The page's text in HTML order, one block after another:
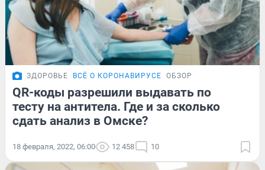
ЗДОРОВЬЕ ВСЁ О КОРОНАВИРУСЕ ОБЗОР
QR-коды разрешили выдавать по
тесту на антитела. Где и за сколько
сдать анализ в Омске?
18 февраля, 2022, 06:00 12 458 10